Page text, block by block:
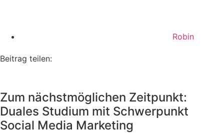
Robin
Beitrag teilen:
Zum nächstmöglichen Zeitpunkt:
Duales Studium mit Schwerpunkt
Social Media Marketing